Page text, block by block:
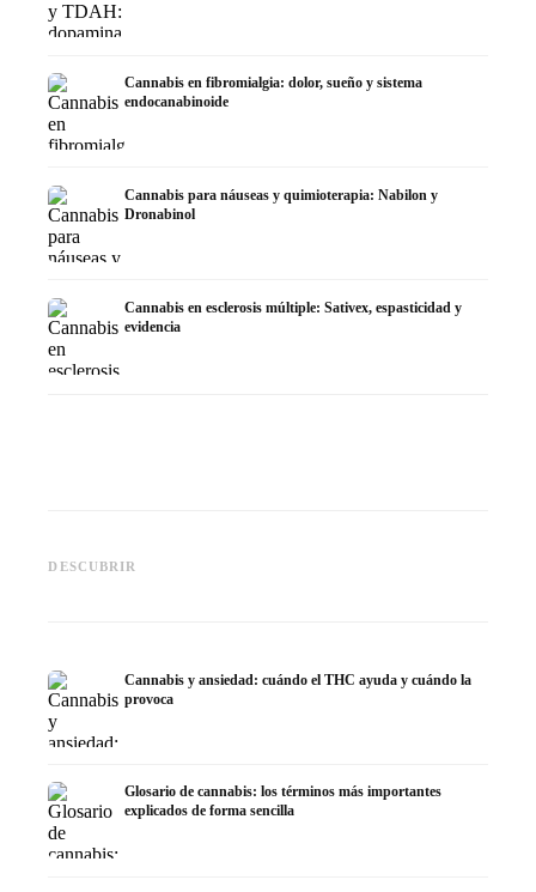
Cannabis en fibromialgia: dolor, sueño y sistema
endocanabinoide
Cannabis para náuseas y quimioterapia: Nabilon y
Dronabinol
Cannabis en esclerosis múltiple: Sativex, espasticidad y
evidencia
DESCUBRIR
la investigación
Cannabis y ansiedad: cuándo el THC ayuda y cuándo la
provoca
Glosario de cannabis: los términos más importantes
explicados de forma sencilla